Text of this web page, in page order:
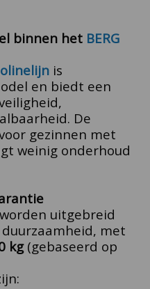
binnen het BERG
is
en biedt een
De
gezinnen met
weinig onderhoud
uitgebreid
met
kg(gebaseerd op